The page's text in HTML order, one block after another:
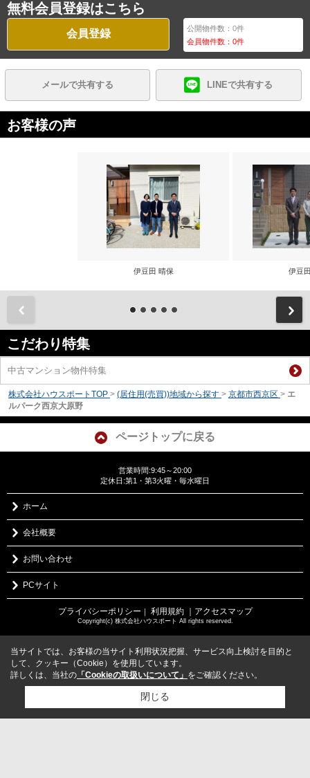
無料会員登録はこちら
会員登録 公開物件数：0件
会員物件数：0件
メールで共有する LINEで共有する
お客様の声
伊豆田 晴保 伊豆
こだわり特集
中古マンション物件特集
株式会社ハウスポートTOP > (居住用(売買))地域から探す > 京都市西京区 > エ
ルパーク西京大原野
ページトップに戻る
営業時間:9:45～20:00
定休日:第1・第3火曜・毎水曜日
ホーム
会社概要
お問い合わせ
PCサイト
プライバシーポリシー ｜ 利用規約 ｜アクセスマップ
Copyright(c) 株式会社ハウスポート All rights reserved.
当サイトでは、お客様の当サイト利用状況把握、サービス向上検討を目的と
して、クッキー（Cookie）を使用しています。
詳しくは、当社の 「Cookieの取扱いについて」 をご確認ください。
閉じる